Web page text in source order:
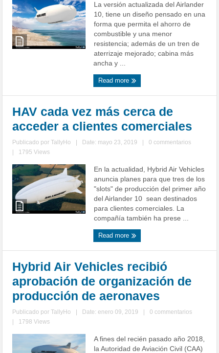
La versión actualizada del Airlander
10, tiene un diseño pensado en una
forma que permita el ahorro de
combustible y una menor
resistencia; además de un tren de
aterrizaje mejorado; cabina más
ancha y ...
Read more
HAV cada vez más cerca de
acceder a clientes comerciales
Publicado porTallyHo Date: mayo 23, 2019
0 commentarios
1795 Views
En la actualidad, Hybrid Air Vehicles
anuncia planes para que tres de los
"slots" de producción del primer año
del Airlander 10 sean destinados
para clientes comerciales. La
compañía también ha prese ...
Read more
Hybrid Air Vehicles recibió
aprobación de organización de
producción de aeronaves
Publicado porTallyHo Date: enero 09, 2019
0 commentarios
1798 Views
A fines del recién pasado año 2018,
la Autoridad de Aviación Civil (CAA)